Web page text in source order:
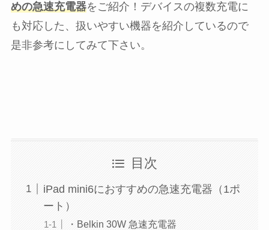
めの急速充電器をご紹介！デバイスの複数充電に
も対応した、扱いやすい機器を紹介しているので
是非参考にしてみて下さい。
目次
iPad mini6におすすめの急速充電器（1ポ
ート）
・Belkin 30W 急速充電器